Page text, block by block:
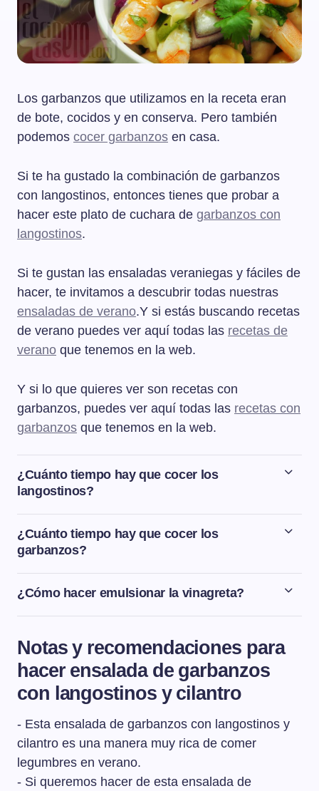
Los garbanzos que utilizamos en la receta eran
de bote, cocidos y en conserva. Pero también
podemos cocer garbanzos en casa.
Si te ha gustado la combinación de garbanzos
con langostinos, entonces tienes que probar a
hacer este plato de cuchara de garbanzos con
langostinos.
Si te gustan las ensaladas veraniegas y fáciles de
hacer, te invitamos a descubrir todas nuestras
ensaladas de verano.Y si estás buscando recetas
de verano puedes ver aquí todas las recetas de
verano que tenemos en la web.
Y si lo que quieres ver son recetas con
garbanzos, puedes ver aquí todas las recetas con
garbanzos que tenemos en la web.
¿Cuánto tiempo hay que cocer los
langostinos?
El tiempo de cocción de los langostinos va a depender
de su tamaño pero podemos decir que el tiempo medio
es entre 1 y 2 minutos. Pondremos a calentar una tartera
langostinos, el hervor se interrumpirá unos segundos.
Cuando el agua vuelva a hervir, mantenemos entre 1 y 2
Como dijimos antes, este tiempo no es exacto porque
depende del tamaño de los langostinos. Puedes ver
aquí la receta completa con todas las fotos del paso a
paso decómo cocer langostinos.
¿Cuánto tiempo hay que cocer los
garbanzos?
El tiempo de cocción de los garbanzos va a variar
dependiendo del tipo y de la frescura de los garbanzos,
unos 50-60 minutos en estar cocidos.
¿Cómo hacer emulsionar la vinagreta?
Para hacer emulsionar la vinagreta hay que mezclar
homogénea. Un truco para emulsionar la vinagreta es
meter la mezcla en un bote de cristal con tapa y agitarlo
enérgicamente durante unos 10 segundos. De esta
manera conseguiremos una emulsión perfecta.
Notas y recomendaciones para
hacer ensalada de garbanzos
con langostinos y cilantro
- Esta ensalada de garbanzos con langostinos y
cilantro es una manera muy rica de comer
legumbres en verano.
- Si queremos hacer de esta ensalada de